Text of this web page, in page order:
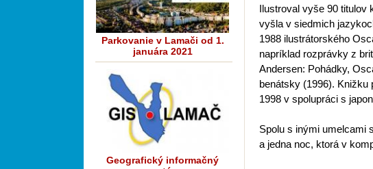
Ilustroval vyše 90 titulov
vyšla v siedmich
1988 ilustrátorského
napríklad rozprávky z
Andersen: Pohádky,
benátsky (1996). Knižku
1998 v spolupráci s
Spolu s inými umelcami
a jedna noc, ktorá v
Parkovanie v Lamači od 1.
januára 2021
Geografický informačný